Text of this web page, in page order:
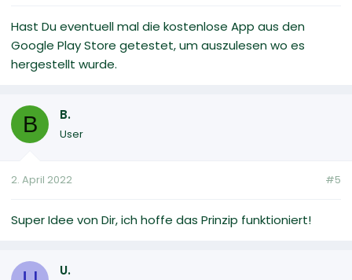
Hast Du eventuell mal die kostenlose App aus den
Google Play Store getestet, um auszulesen wo es
hergestellt wurde.
B B.
User
2. April 2022 #5
Super Idee von Dir, ich hoffe das Prinzip funktioniert!
U.